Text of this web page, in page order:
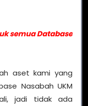
semua Database
aset kami yang
Nasabah UKM
jadi tidak ada